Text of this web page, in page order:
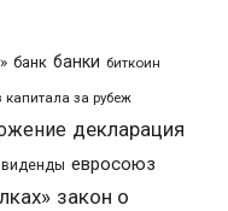
банк банки биткоин
капитала за рубеж
декларация
евросоюз
закон о